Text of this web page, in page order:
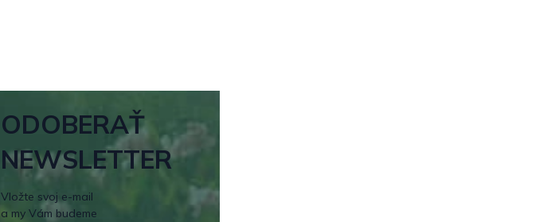
ODOBERAŤ
NEWSLETTER
Vložte svoj e-mail
a my Vám budeme